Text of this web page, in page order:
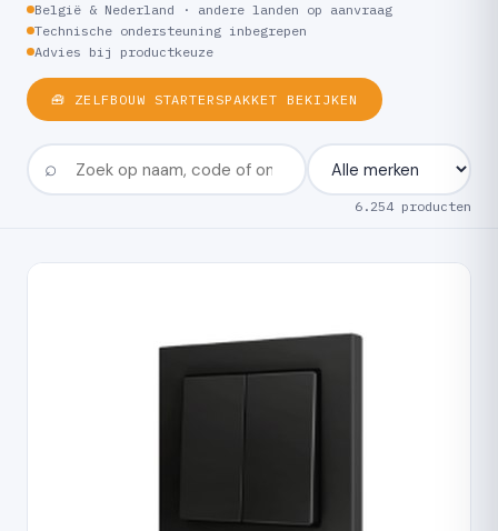
België & Nederland · andere landen op aanvraag
Technische ondersteuning inbegrepen
Advies bij productkeuze
🧰 ZELFBOUW STARTERSPAKKET BEKIJKEN
6.254 producten